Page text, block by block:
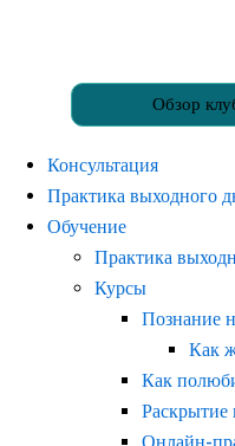
Обзор
Консультация
Практика выходного
Обучение
Практика
Курсы
Познание
Как
Как
Раскрытие